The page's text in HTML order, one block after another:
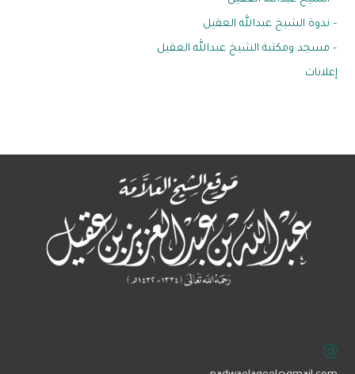
– ندوة الشيخ عبدالله العقيل
– مسجد ومكتبة الشيخ عبدالله العقيل
إعلانات